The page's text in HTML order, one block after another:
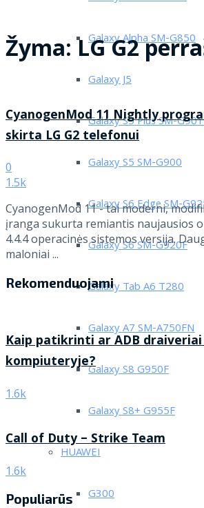
Galaxy Alpha SM-G850
Galaxy J5
Galaxy S5 Plus SM-
Galaxy S5 SM-G900
Galaxy S6 Edge SM-
Galaxy S6 SM-G920F
Galaxy Tab A6 T280
Galaxy A7 SM-A750FN
Galaxy S8 G950F
Galaxy S8+ G955F
HUAWEI
G300
Žyma:LG G2
CyanogenMod 11 Nightly
skirta LG G2 telefonui
0
1.5k
CyanogenMod 11 - tai moderni,
įranga sukurta remiantis naujausios
4.4.4 operacinės sistemos versija.
maloniai ...
Rekomenduojami
Kaip patikrinti ar ADB
kompiuteryje?
1.6k
Call of Duty – Strike Team
1.6k
Populiarūs